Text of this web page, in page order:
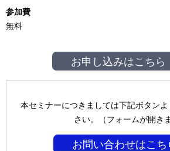
参加費
無料
お申し込みはこちら
本セミナーにつきましては下記ボタン
さい。（フォームが開きま
お問い合わせはこち